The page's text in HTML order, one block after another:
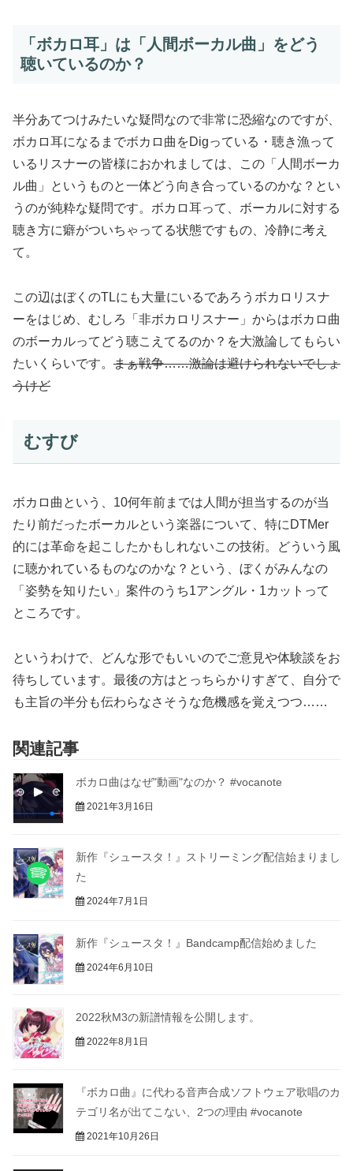
「ボカロ耳」は「人間ボーカル曲」をどう
聴いているのか？
半分あてつけみたいな疑問なので非常に恐縮なのですが、
ボカロ耳になるまでボカロ曲をDigっている・聴き漁って
いるリスナーの皆様におかれましては、この「人間ボーカ
ル曲」というものと一体どう向き合っているのかな？とい
うのが純粋な疑問です。ボカロ耳って、ボーカルに対する
聴き方に癖がついちゃってる状態ですもの、冷静に考え
て。
この辺はぼくのTLにも大量にいるであろうボカロリスナ
ーをはじめ、むしろ「非ボカロリスナー」からはボカロ曲
のボーカルってどう聴こえてるのか？を大激論してもらい
たいくらいです。 まぁ戦争……激論は避けられないでしょ
うけど
むすび
ボカロ曲という、10何年前までは人間が担当するのが当
たり前だったボーカルという楽器について、特にDTMer
的には革命を起こしたかもしれないこの技術。どういう風
に聴かれているものなのかな？という、ぼくがみんなの
「姿勢を知りたい」案件のうち1アングル・1カットって
ところです。
というわけで、どんな形でもいいのでご意見や体験談をお
待ちしています。最後の方はとっちらかりすぎて、自分で
も主旨の半分も伝わらなさそうな危機感を覚えつつ……
関連記事
ボカロ曲はなぜ"動画"なのか？ #vocanote
2021年3月16日
新作『シュースタ！』ストリーミング配信始まりまし
た
2024年7月1日
新作『シュースタ！』Bandcamp配信始めました
2024年6月10日
2022秋M3の新譜情報を公開します。
2022年8月1日
『ボカロ曲』に代わる音声合成ソフトウェア歌唱のカ
テゴリ名が出てこない、2つの理由 #vocanote
2021年10月26日